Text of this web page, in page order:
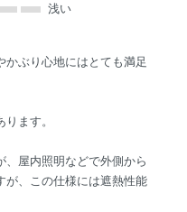
浅い
かぶり心地にはとても満足
ます。
、屋内照明などで外側から
が、この仕様には遮熱性能